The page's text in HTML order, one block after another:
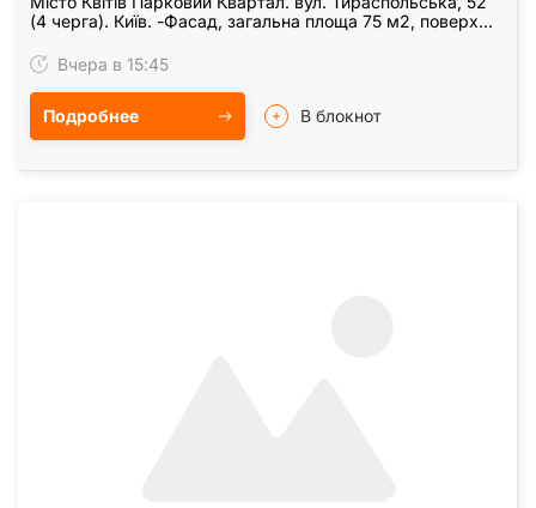
(4 черга). Київ. -Фасад, загальна площа 75 м2, поверх
Вчера в 15:45
Подробнее В блокнот